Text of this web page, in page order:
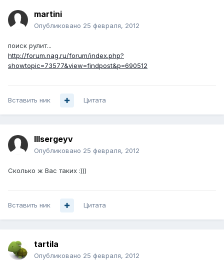
martini
Опубликовано 25 февраля, 2012
поиск рулит...
http://forum.nag.ru/forum/index.php?
showtopic=73577&view=findpost&p=690512
Вставить ник Цитата
lllsergeyv
Опубликовано 25 февраля, 2012
Сколько ж Вас таких :)))
Вставить ник Цитата
tartila
Опубликовано 25 февраля, 2012